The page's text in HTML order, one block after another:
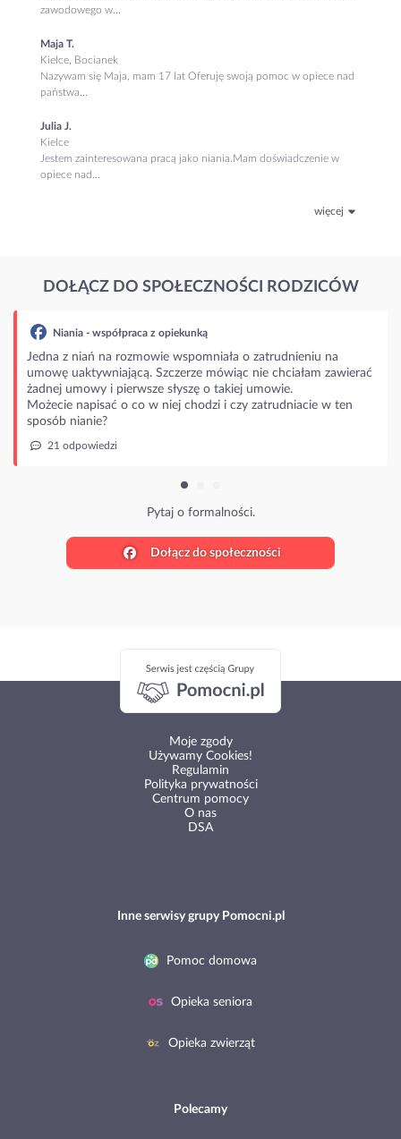
zawodowego w...
Maja T.
Kielce, Bocianek
Nazywam się Maja, mam 17 lat Oferuję swoją pomoc w opiece nad
państwa...
Julia J.
Kielce
Jestem zainteresowana pracą jako niania.Mam doświadczenie w
opiece nad...
więcej
DOŁĄCZ DO SPOŁECZNOŚCI RODZICÓW
Niania - współpraca z opiekunką
Jedna z niań na rozmowie wspomniała o zatrudnieniu na
umowę uaktywniającą. Szczerze mówiąc nie chciałam zawierać
żadnej umowy i pierwsze słyszę o takiej umowie.
Możecie napisać o co w niej chodzi i czy zatrudniacie w ten
sposób nianie?
21 odpowiedzi
Pytaj o formalności.
Dołącz do społeczności
Moje zgody
Używamy Cookies!
Regulamin
Polityka prywatności
Centrum pomocy
O nas
DSA
Inne serwisy grupy Pomocni.pl
Pomoc domowa
Opieka seniora
Opieka zwierząt
Polecamy